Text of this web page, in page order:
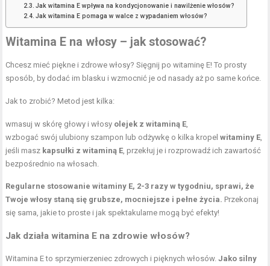
Jak witamina E wpływa na kondycjonowanie i nawilżenie włosów?
Jak witamina E pomaga w walce z wypadaniem włosów?
Witamina E na włosy – jak stosować?
Chcesz mieć piękne i zdrowe włosy? Sięgnij po witaminę E! To prosty
sposób, by dodać im blasku i wzmocnić je od nasady aż po same końce.
Jak to zrobić? Metod jest kilka:
wmasuj w skórę głowy i włosy olejek z witaminą E
wzbogać swój ulubiony szampon lub odżywkę o kilka kropelwitaminy E
jeśli masz kapsułki z witaminą E , przekłuj je i rozprowadź ich zawartość
bezpośrednio na włosach.
Regularne stosowanie witaminy E, 2-3 razy w tygodniu, sprawi, że
Twoje włosy staną się grubsze, mocniejsze i pełne życia. Przekonaj
się sama, jakie to proste i jak spektakularne mogą być efekty!
Jak działa witamina E na zdrowie włosów?
Witamina E to sprzymierzeniec zdrowych i pięknych włosów.Jako silny